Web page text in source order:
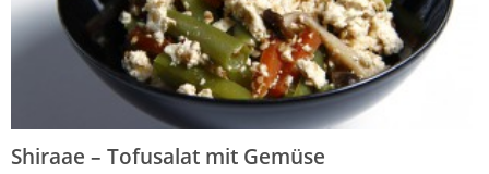
Shiraae – Tofusalat mit Gemüse